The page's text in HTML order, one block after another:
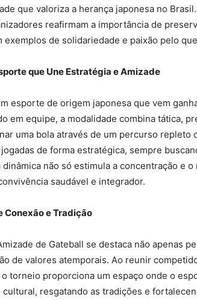
que valoriza a herança japonesa no
reafirmam a importância de
exemplos de solidariedade e paixão pelo
que Une Estratégia e Amizade
esporte de origem japonesa que vem
em equipe, a modalidade combina tática,
uma bola através de um percurso repleto
de forma estratégica, sempre
dinâmica não só estimula a concentração e
saudável e integrador.
Conexão e Tradição
de Gateball se destaca não apenas
de valores atemporais. Ao reunir
torneio proporciona um espaço onde o
cultural, resgatando as tradições e